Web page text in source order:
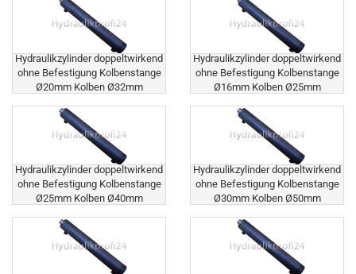
Hydraulikzylinder doppeltwirkend
ohne Befestigung Kolbenstange
Ø20mm Kolben Ø32mm
Hydraulikzylinder doppeltwirkend
ohne Befestigung Kolbenstange
Ø16mm Kolben Ø25mm
Hydraulikzylinder doppeltwirkend
ohne Befestigung Kolbenstange
Ø25mm Kolben Ø40mm
Hydraulikzylinder doppeltwirkend
ohne Befestigung Kolbenstange
Ø30mm Kolben Ø50mm